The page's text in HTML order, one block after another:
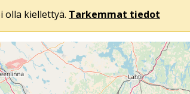
olla kiellettyä. Tarkemmat tiedot